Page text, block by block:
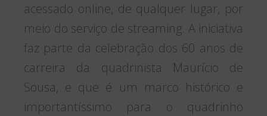
acessado online, de qualquer lugar, por
meio do serviço de streaming. A iniciativa
faz parte da celebração dos 60 anos de
carreira da quadrinista Maurício de
Sousa, e que é um marco histórico e
importantíssimo para o quadrinho